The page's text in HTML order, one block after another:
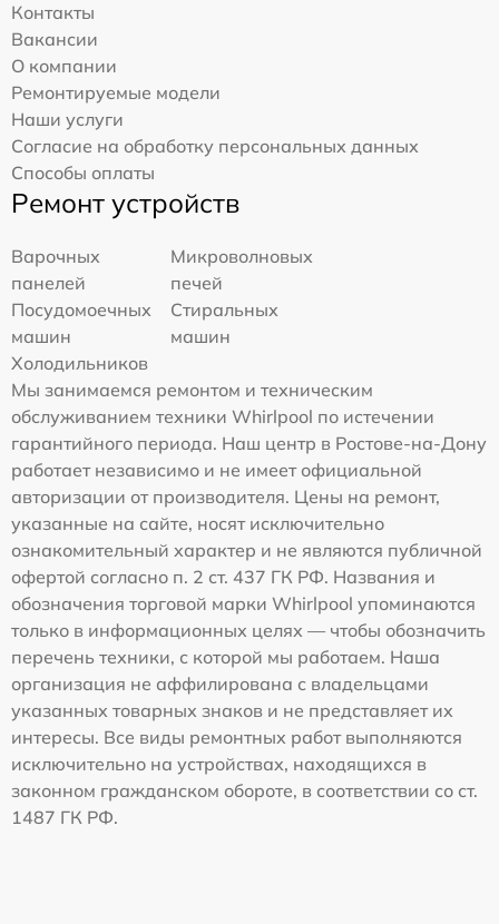
Контакты
Вакансии
О компании
Ремонтируемые модели
Наши услуги
Согласие на обработку персональных данных
Способы оплаты
Ремонт устройств
Варочных
панелей
Микроволновых
печей
Посудомоечных
машин
Стиральных
машин
Холодильников
Мы занимаемся ремонтом и техническим
обслуживанием техники Whirlpool по истечении
гарантийного периода. Наш центр в Ростове-на-Дону
работает независимо и не имеет официальной
авторизации от производителя. Цены на ремонт,
указанные на сайте, носят исключительно
ознакомительный характер и не являются публичной
офертой согласно п. 2 ст. 437 ГК РФ. Названия и
обозначения торговой марки Whirlpool упоминаются
только в информационных целях — чтобы обозначить
перечень техники, с которой мы работаем. Наша
организация не аффилирована с владельцами
указанных товарных знаков и не представляет их
интересы. Все виды ремонтных работ выполняются
исключительно на устройствах, находящихся в
законном гражданском обороте, в соответствии со ст.
1487 ГК РФ.